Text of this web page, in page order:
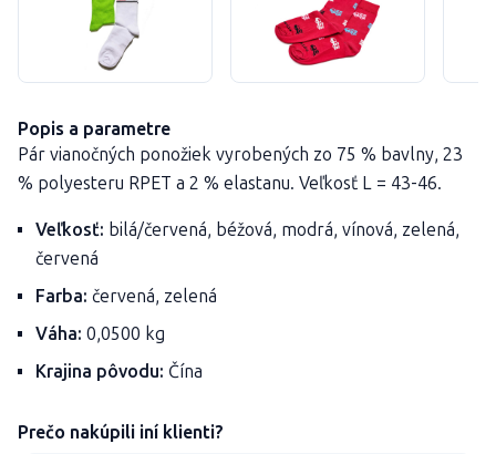
Popis a parametre
Pár vianočných ponožiek vyrobených zo 75 % bavlny, 23
% polyesteru RPET a 2 % elastanu. Veľkosť L = 43-46.
Veľkosť: bilá/červená, béžová, modrá, vínová, zelená,
červená
Farba: červená, zelená
Váha: 0,0500 kg
Krajina pôvodu: Čína
Prečo nakúpili iní klienti?